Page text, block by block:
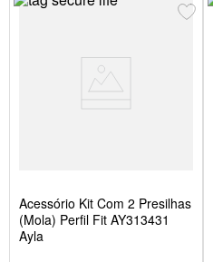
Acessório Kit Com 2 Presilhas
(Mola) Perfil Fit AY313431
Ayla